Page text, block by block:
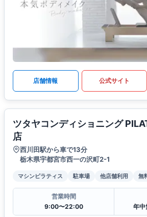
店舗情報 公式サイト
ツタヤコンディショニング
店
西川田駅から車で13分
栃木県宇都宮市西一の沢町2-1
マシンピラティス 駐車場 他店舗利用 無
営業時間
9:00〜22:00
年中